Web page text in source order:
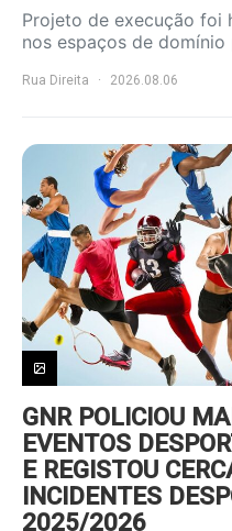
Projeto de execução foi
nos espaços de
Rua Direita 2026.08.06
GNR POLICIOU
EVENTOS
E REGISTOU
INCIDENTES
2025/2026